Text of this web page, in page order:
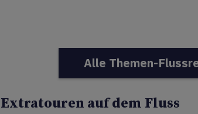
Alle Themen-
Extratouren auf dem Fluss